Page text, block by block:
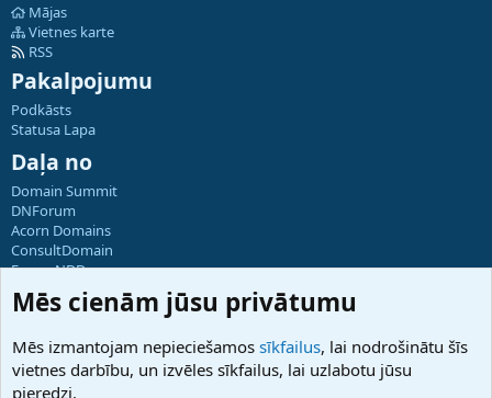
Mājas
Vietnes karte
RSS
Pakalpojumu
Podkāsts
Statusa Lapa
Daļa no
Domain Summit
DNForum
Acorn Domains
ConsultDomain
ForumNDD
Domainforum.ro
27.be
Hostmaria
Atbalsts
Mēs cienām jūsu privātumu
Mēs izmantojam nepieciešamos sīkfailus, lai nodrošinātu šīs
vietnes darbību, un izvēles sīkfailus, lai uzlabotu jūsu
pieredzi.